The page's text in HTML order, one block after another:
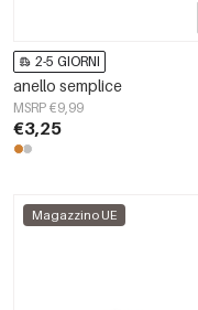
2-5 GIORNI
anello semplice
MSRP €9,99
€3,25
Magazzino UE